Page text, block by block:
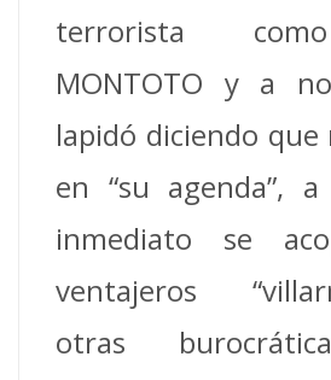
terrorista
MONTOTO y a
lapidó diciendo que
en “su agenda”,
inmediato se
ventajeros
otras